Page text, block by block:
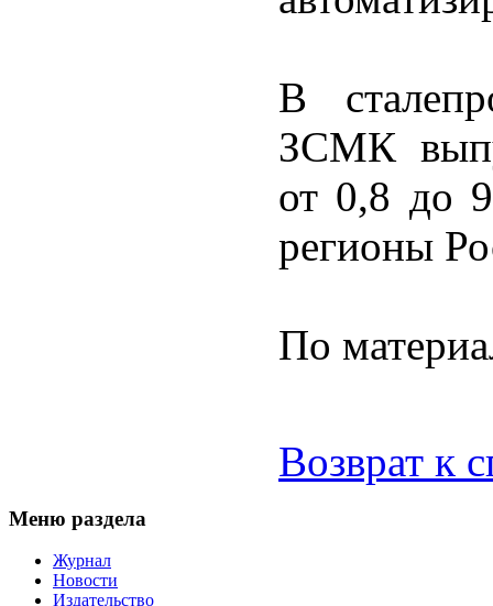
В
ЗСМК
от 0,8 до
регионы
По
Возврат к
Меню раздела
Журнал
Новости
Издательство